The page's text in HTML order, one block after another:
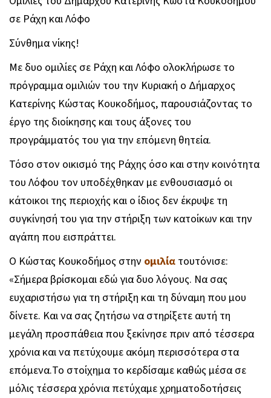
σε Ράχη και Λόφο
Σύνθημα νίκης!
Με δυο ομιλίες σε Ράχη και Λόφο ολοκλήρωσε το
πρόγραμμα ομιλιών του την Κυριακή ο Δήμαρχος
Κατερίνης Κώστας Κουκοδήμος, παρουσιάζοντας το
έργο της διοίκησης και τους άξονες του
προγράμματός του για την επόμενη θητεία.
Τόσο στον οικισμό της Ράχης όσο και στην κοινότητα
του Λόφου τον υποδέχθηκαν με ενθουσιασμό οι
κάτοικοι της περιοχής και ο ίδιος δεν έκρυψε τη
συγκίνησή του για την στήριξη των κατοίκων και την
αγάπη που εισπράττει.
Ο Κώστας Κουκοδήμος στην ομιλία τουτόνισε:
«Σήμερα βρίσκομαι εδώ για δυο λόγους. Να σας
ευχαριστήσω για τη στήριξη και τη δύναμη που μου
δίνετε. Και να σας ζητήσω να στηρίξετε αυτή τη
μεγάλη προσπάθεια που ξεκίνησε πριν από τέσσερα
χρόνια και να πετύχουμε ακόμη περισσότερα στα
επόμενα.Το στοίχημα το κερδίσαμε καθώς μέσα σε
μόλις τέσσερα χρόνια πετύχαμε χρηματοδοτήσεις